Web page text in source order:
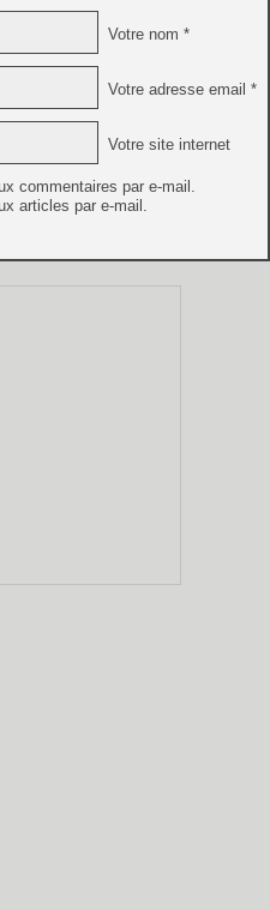
Votre nom *
Votre adresse email *
Votre site internet
commentaires par e-mail.
articles par e-mail.